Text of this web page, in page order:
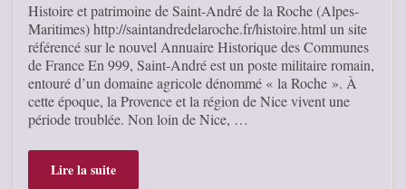
Histoire et patrimoine de Saint-André de la Roche (Alpes-
Maritimes) http://saintandredelaroche.fr/histoire.html un site
référencé sur le nouvel Annuaire Historique des Communes
de France En 999, Saint-André est un poste militaire romain,
entouré d’un domaine agricole dénommé « la Roche ». À
cette époque, la Provence et la région de Nice vivent une
période troublée. Non loin de Nice, …
Lire la suite